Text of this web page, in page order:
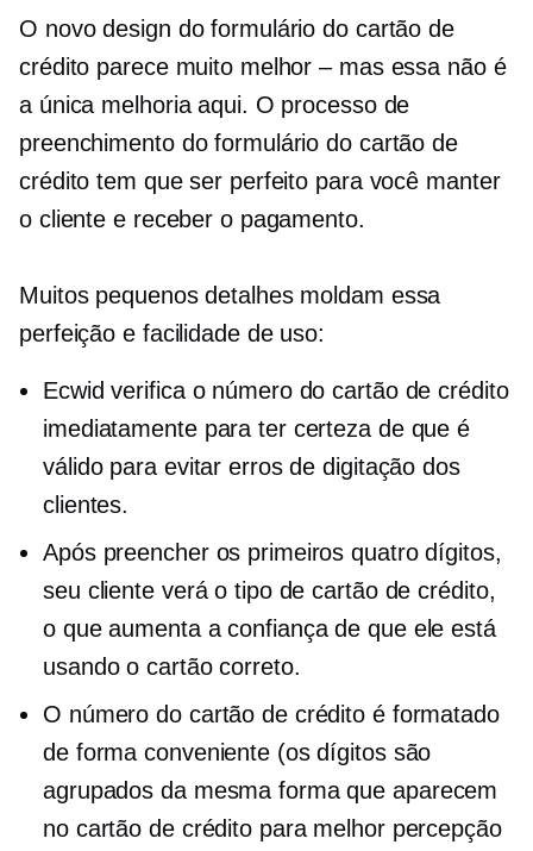
O novo design do formulário do cartão de
crédito parece muito melhor – mas essa não é
a única melhoria aqui. O processo de
preenchimento do formulário do cartão de
crédito tem que ser perfeito para você manter
o cliente e receber o pagamento.
Muitos pequenos detalhes moldam essa
perfeição e facilidade de uso:
Ecwid verifica o número do cartão de crédito
imediatamente para ter certeza de que é
válido para evitar erros de digitação dos
clientes.
Após preencher os primeiros quatro dígitos,
seu cliente verá o tipo de cartão de crédito,
o que aumenta a confiança de que ele está
usando o cartão correto.
O número do cartão de crédito é formatado
de forma conveniente (os dígitos são
agrupados da mesma forma que aparecem
no cartão de crédito para melhor percepção